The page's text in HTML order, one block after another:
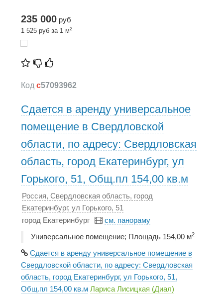
235 000 руб
1 525 руб за 1 м2
Код c57093962
Сдается в аренду универсальное
помещение в Свердловской
области, по адресу: Свердловская
область, город Екатеринбург, ул
Горького, 51, Общ.пл 154,00 кв.м
Россия, Свердловская область, город
Екатеринбург, ул Горького, 51
город Екатеринбург
см. панораму
Универсальное помещение; Площадь 154,00 м2
Сдается в аренду универсальное помещение в
Свердловской области, по адресу: Свердловская
область, город Екатеринбург, ул Горького, 51,
Общ.пл 154,00 кв.м Лариса Лисицкая (Диал)